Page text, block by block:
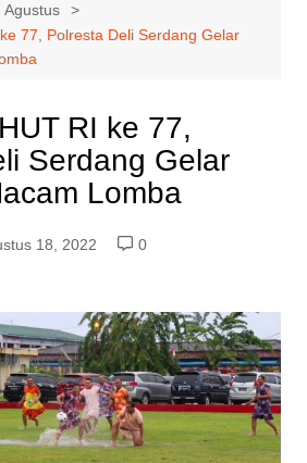
Agustus
77, Polresta Deli Serdang Gelar
RI ke 77,
Serdang Gelar
Lomba
18, 2022
0